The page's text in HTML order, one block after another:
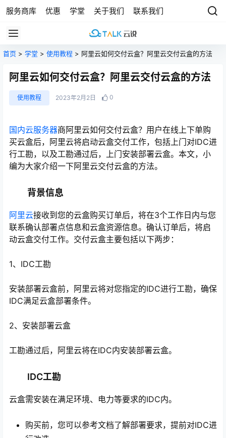
服务商库 优惠 学堂 关于我们 联系我们
首页 > 学堂 > 使用教程 > 阿里云如何交付云盒？阿里云交付云盒的方法
阿里云如何交付云盒？阿里云交付云盒的方法
使用教程 2023年2月2日 0
国内云服务器商阿里云如何交付云盒？用户在线上下单购
买云盒后，阿里云将启动云盒交付工作，包括上门对IDC进
行工勘，以及工勘通过后，上门安装部署云盒。本文，小
编为大家介绍一下阿里云交付云盒的方法。
背景信息
阿里云接收到您的云盒购买订单后，将在3个工作日内与您
联系确认部署点信息和云盒资源信息。确认订单后，将启
动云盒交付工作。交付云盒主要包括以下两步：
1、IDC工勘
安装部署云盒前，阿里云将对您指定的IDC进行工勘，确保
IDC满足云盒部署条件。
2、安装部署云盒
工勘通过后，阿里云将在IDC内安装部署云盒。
IDC工勘
云盒需安装在满足环境、电力等要求的IDC内。
购买前，您可以参考文档了解部署要求，提前对IDC进